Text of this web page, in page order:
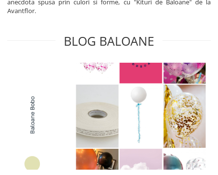
anecdota spusa prin culori si forme, cu "Kituri de Baloane" de la
Avantflor.
BLOG BALOANE